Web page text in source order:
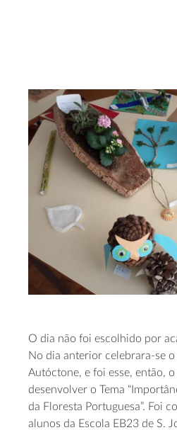
O dia não foi escolhido por
No dia anterior celebrara-se
Autóctone, e foi esse, então,
desenvolver o Tema
da Floresta Portuguesa”. Foi
alunos da Escola EB23 de S.